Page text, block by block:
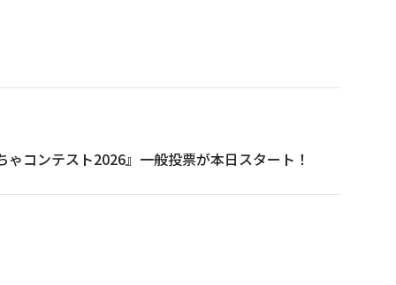
ス一覧へ
コンテスト2026』一般投票が本日スタート！